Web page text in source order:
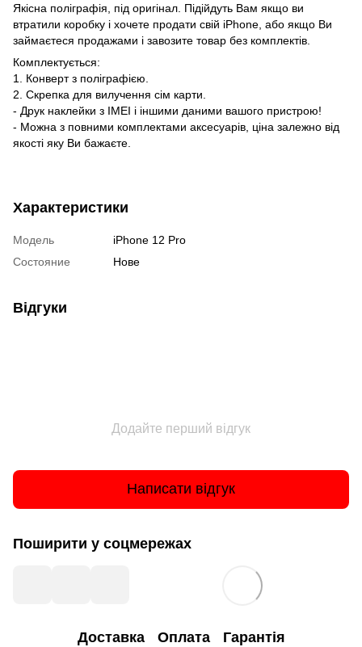
Якісна поліграфія, під оригінал. Підійдуть Вам якщо ви
втратили коробку і хочете продати свій iPhone, або якщо Ви
займаєтеся продажами і завозите товар без комплектів.
Комплектується:
1. Конверт з поліграфією.
2. Скрепка для вилучення сім карти.
- Друк наклейки з IMEI і іншими даними вашого пристрою!
- Можна з повними комплектами аксесуарів, ціна залежно від
якості яку Ви бажаєте.
Характеристики
Модель
iPhone 12 Pro
Состояние
Нове
Відгуки
Додайте перший відгук
Написати відгук
Поширити у соцмережах
Доставка Оплата Гарантія